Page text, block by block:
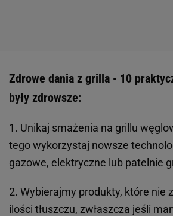
Zdrowe dania z grilla - 10
były zdrowsze:
1. Unikaj smażenia na grillu
tego wykorzystaj nowsze
gazowe, elektryczne lub patelnie
2. Wybierajmy produkty, które nie
ilości tłuszczu, zwłaszcza jeśli